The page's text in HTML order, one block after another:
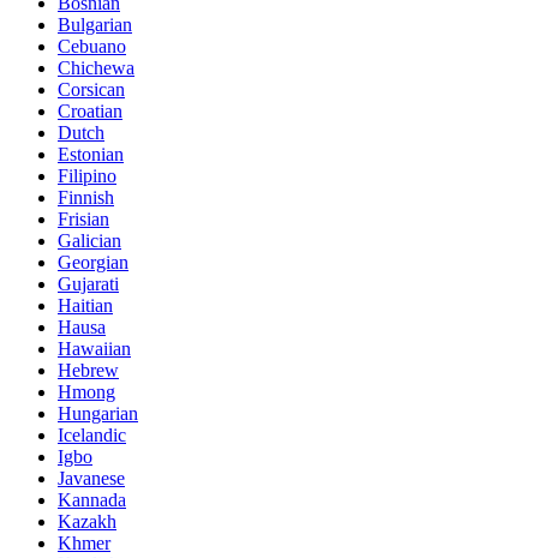
Bulgarian
Cebuano
Chichewa
Corsican
Croatian
Dutch
Estonian
Filipino
Finnish
Frisian
Galician
Georgian
Gujarati
Haitian
Hausa
Hawaiian
Hebrew
Hmong
Hungarian
Icelandic
Igbo
Javanese
Kannada
Kazakh
Khmer